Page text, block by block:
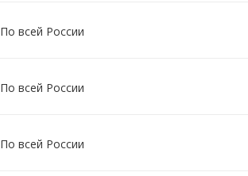
По всей России
По всей России
По всей России